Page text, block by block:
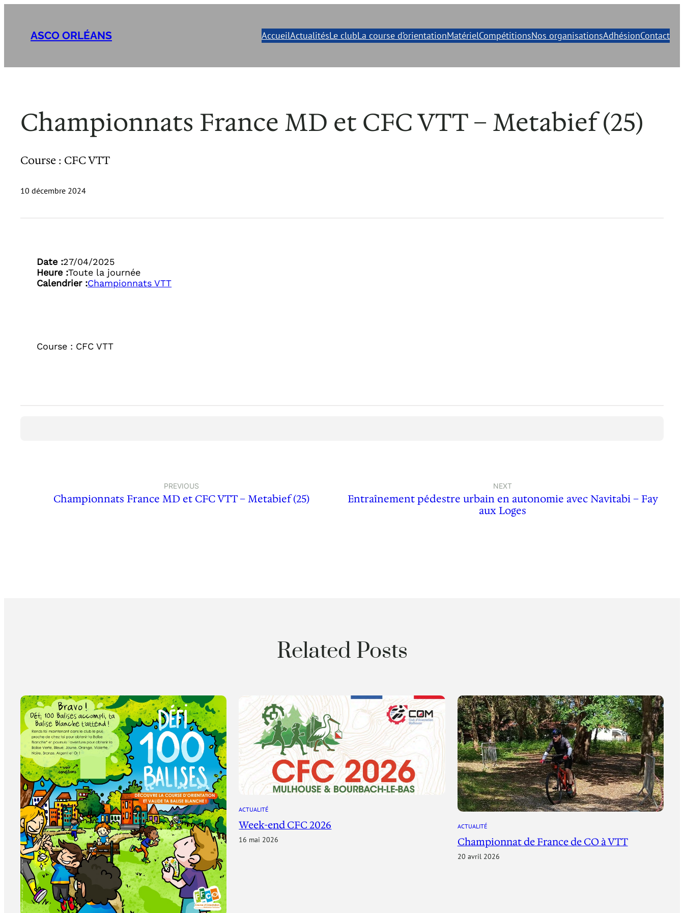
contenuASCO ORLÉANS AccueilActualitésLe clubLa course d’orientationMatérielCompétitionsNos organisationsAdhésionContact
Championnats France MD et CFC VTT – Metabief (25)
Course : CFC VTT
10 décembre 2024
Date :27/04/2025
Heure :Toute la journée
Calendrier :Championnats VTT
Course : CFC VTT
PREVIOUS
Championnats France MD et CFC VTT – Metabief (25)
NEXT
Entraînement pédestre urbain en autonomie avec Navitabi – Fay
aux Loges
Related Posts
ACTUALITÉ
Week-end CFC 2026
16 mai 2026
ACTUALITÉ
Championnat de France de CO à VTT
20 avril 2026